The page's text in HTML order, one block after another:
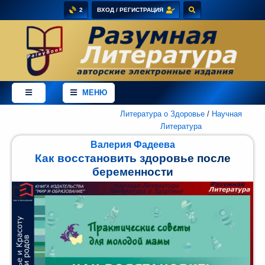
2 ВХОД / РЕГИСТРАЦИЯ
Добро
пожаловать
"Разумная
Литература"!
Вы
можете
электронные
версии
книг
МЕНЮ
Литература о Здоровье/ Научная
Литература
Валерия Фадеева
Как восстановить здоровье после
беременности